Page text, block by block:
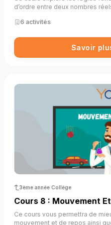
d’ordre entre deux nombres
permet de comprendre
inégalités. Une approche
les raisonnements
simples et accessibles.
6 activités
Savoir
3ème année Collège
Cours 8 : Mouvement
Ce cours vous permettra de
mouvement et de repos ainsi